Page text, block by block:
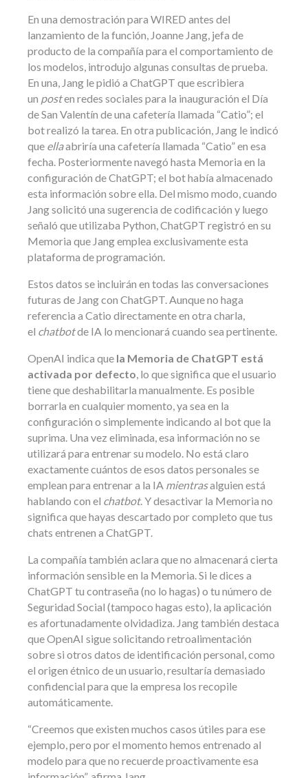
En una demostración para WIRED antes del
lanzamiento de la función, Joanne Jang, jefa de
producto de la compañía para el comportamiento de
los modelos, introdujo algunas consultas de prueba.
En una, Jang le pidió a ChatGPT que escribiera
un posten redes sociales para la inauguración el Día
de San Valentín de una cafetería llamada “Catio”; el
bot realizó la tarea. En otra publicación, Jang le indicó
que ellaabriría una cafetería llamada “Catio” en esa
fecha. Posteriormente navegó hasta Memoria en la
configuración de ChatGPT; el bot había almacenado
esta información sobre ella. Del mismo modo, cuando
Jang solicitó una sugerencia de codificación y luego
señaló que utilizaba Python, ChatGPT registró en su
Memoria que Jang emplea exclusivamente esta
plataforma de programación.
Estos datos se incluirán en todas las conversaciones
futuras de Jang con ChatGPT. Aunque no haga
referencia a Catio directamente en otra charla,
el chatbotde IA lo mencionará cuando sea pertinente.
OpenAI indica que la Memoria de ChatGPT está
activada por defecto, lo que significa que el usuario
tiene que deshabilitarla manualmente. Es posible
borrarla en cualquier momento, ya sea en la
configuración o simplemente indicando al bot que la
suprima. Una vez eliminada, esa información no se
utilizará para entrenar su modelo. No está claro
exactamente cuántos de esos datos personales se
emplean para entrenar a la IA mientrasalguien está
hablando con el chatbot. Y desactivar la Memoria no
significa que hayas descartado por completo que tus
chats entrenen a ChatGPT.
La compañía también aclara que no almacenará cierta
información sensible en la Memoria. Si le dices a
ChatGPT tu contraseña (no lo hagas) o tu número de
Seguridad Social (tampoco hagas esto), la aplicación
es afortunadamente olvidadiza. Jang también destaca
que OpenAI sigue solicitando retroalimentación
sobre si otros datos de identificación personal, como
el origen étnico de un usuario, resultaría demasiado
confidencial para que la empresa los recopile
automáticamente.
“Creemos que existen muchos casos útiles para ese
ejemplo, pero por el momento hemos entrenado al
modelo para que no recuerde proactivamente esa